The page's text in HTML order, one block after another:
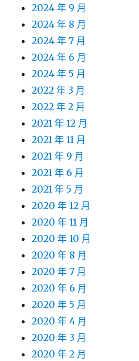
2024 年 9 月
2024 年 8 月
2024 年 7 月
2024 年 6 月
2024 年 5 月
2022 年 3 月
2022 年 2 月
2021 年 12 月
2021 年 11 月
2021 年 9 月
2021 年 6 月
2021 年 5 月
2020 年 12 月
2020 年 11 月
2020 年 10 月
2020 年 8 月
2020 年 7 月
2020 年 6 月
2020 年 5 月
2020 年 4 月
2020 年 3 月
2020 年 2 月